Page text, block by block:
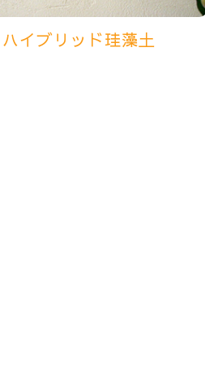
ハイブリッド珪藻土